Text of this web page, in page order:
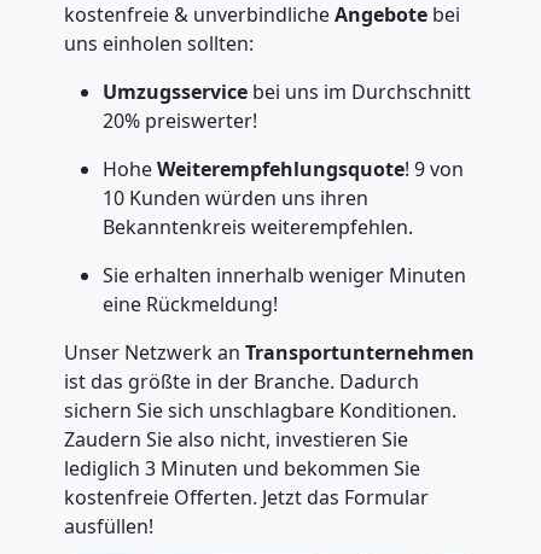
kostenfreie & unverbindlicheAngebote bei
uns einholen sollten:
Umzugsservice bei uns im Durchschnitt
20% preiswerter!
HoheWeiterempfehlungsquote! 9 von
10 Kunden würden uns ihren
Bekanntenkreis weiterempfehlen.
Sie erhalten innerhalb weniger Minuten
eine Rückmeldung!
Unser Netzwerk an Transportunternehmen
ist das größte in der Branche. Dadurch
sichern Sie sich unschlagbare Konditionen.
Zaudern Sie also nicht, investieren Sie
lediglich 3 Minuten und bekommen Sie
kostenfreie Offerten. Jetzt das Formular
ausfüllen!